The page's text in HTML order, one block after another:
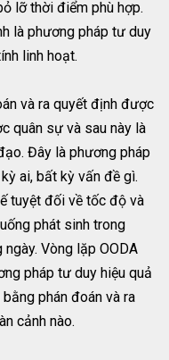
lỡ thời điểm phù hợp.
là phương pháp tư duy
linh hoạt.
và ra quyết định được
quân sự và sau này là
Đây là phương pháp
ai, bất kỳ vấn đề gì.
tuyệt đối về tốc độ và
phát sinh trong
Vòng lặp OODA
pháp tư duy hiệu quả
phán đoán và ra
cảnh nào.